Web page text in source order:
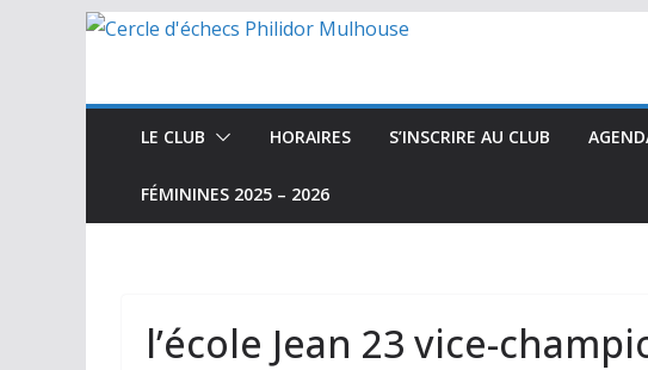
Passer
LE CLUB HORAIRES S’INSCRIRE AU CLUB
FÉMININES 2025 – 2026
l’école Jean 23 vice-